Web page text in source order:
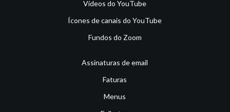
Vídeos do YouTube
Ícones de canais do YouTube
Fundos do Zoom
Assinaturas de email
Faturas
Menus